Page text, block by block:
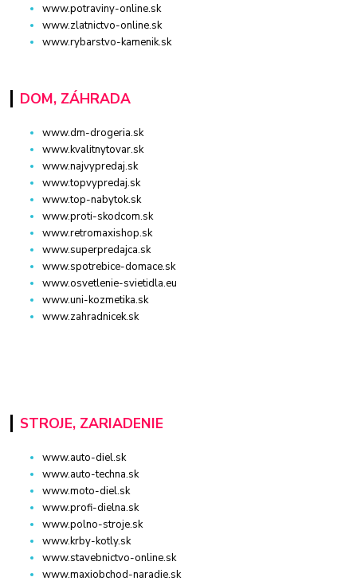
www.potraviny-online.sk
www.zlatnictvo-online.sk
www.rybarstvo-kamenik.sk
DOM, ZÁHRADA
www.dm-drogeria.sk
www.kvalitnytovar.sk
www.najvypredaj.sk
www.topvypredaj.sk
www.top-nabytok.sk
www.proti-skodcom.sk
www.retromaxishop.sk
www.superpredajca.sk
www.spotrebice-domace.sk
www.osvetlenie-svietidla.eu
www.uni-kozmetika.sk
www.zahradnicek.sk
STROJE, ZARIADENIE
www.auto-diel.sk
www.auto-techna.sk
www.moto-diel.sk
www.profi-dielna.sk
www.polno-stroje.sk
www.krby-kotly.sk
www.stavebnictvo-online.sk
www.maxiobchod-naradie.sk